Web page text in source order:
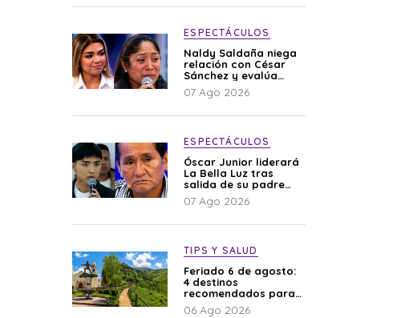
ESPECTÁCULOS
Naldy Saldaña niega
relación con César
Sánchez y evalúa
denunciar a su
esposa: “Es una
07 Ago 2026
ESPECTÁCULOS
Óscar Junior liderará
La Bella Luz tras
salida de su padre
por polémica con
Naldy Saldaña
07 Ago 2026
TIPS Y SALUD
Feriado 6 de agosto:
4 destinos
recomendados para
disfrutar el descanso
06 Ago 2026